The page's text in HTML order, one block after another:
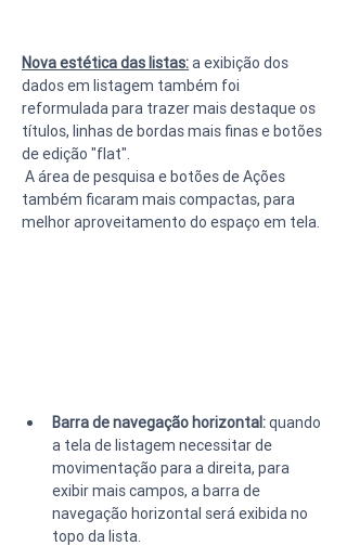
Nova estética das listas: a exibição dos
dados em listagem também foi
reformulada para trazer mais destaque os
títulos, linhas de bordas mais finas e botões
de edição "flat".
A área de pesquisa e botões de Ações
também ficaram mais compactas, para
melhor aproveitamento do espaço em tela.
Barra de navegação horizontal: quando
a tela de listagem necessitar de
movimentação para a direita, para
exibir mais campos, a barra de
navegação horizontal será exibida no
topo da lista.